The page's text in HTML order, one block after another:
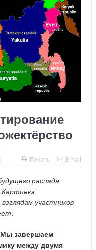
Печать Email
распада
Картинка
участников
завершаем
между двумя